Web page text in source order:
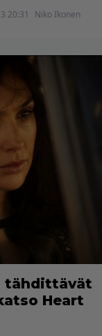
20:31 Niko Ikonen
tähdittävät
Heart